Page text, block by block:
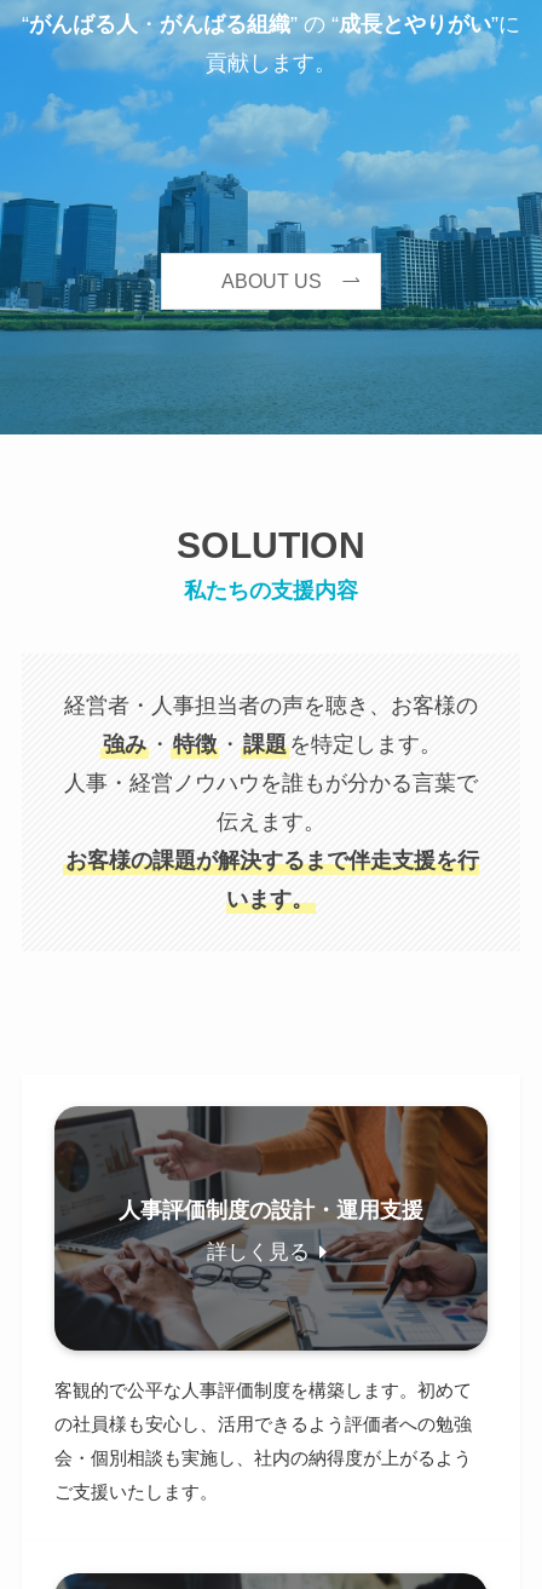
“がんばる人 ・ がんばる組織” の “成長とやりがい”に
貢献します。
ABOUT US
SOLUTION
私たちの支援内容
経営者・人事担当者の声を聴き、お客様の
強み ・ 特徴 ・ 課題 を特定します。
人事・経営ノウハウを誰もが分かる言葉で
伝えます。
お客様の課題が解決するまで伴走支援を行
います。
人事評価制度の設計・運用支援
詳しく見る
客観的で公平な人事評価制度を構築します。初めて
の社員様も安心し、活用できるよう評価者への勉強
会・個別相談も実施し、社内の納得度が上がるよう
ご支援いたします。